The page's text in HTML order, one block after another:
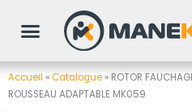
Accueil »Catalogue » ROTOR
ROUSSEAU ADAPTABLE MK059